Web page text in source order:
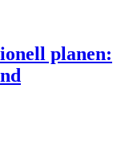
planen: